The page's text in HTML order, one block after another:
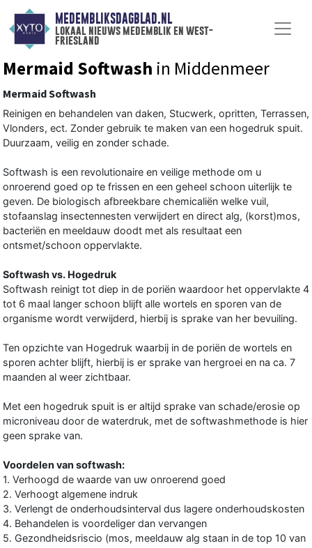
MEDEMBLIKSDAGBLAD.NL
lokaal nieuws medemblik en west-
friesland
Mermaid Softwash in Middenmeer
Mermaid Softwash
Reinigen en behandelen van daken, Stucwerk, opritten, Terrassen,
Vlonders, ect. Zonder gebruik te maken van een hogedruk spuit.
Duurzaam, veilig en zonder schade.
Softwash is een revolutionaire en veilige methode om u
onroerend goed op te frissen en een geheel schoon uiterlijk te
geven. De biologisch afbreekbare chemicaliën welke vuil,
stofaanslag insectennesten verwijdert en direct alg, (korst)mos,
bacteriën en meeldauw doodt met als resultaat een
ontsmet/schoon oppervlakte.
Softwash vs. Hogedruk
Softwash reinigt tot diep in de poriën waardoor het oppervlakte 4
tot 6 maal langer schoon blijft alle wortels en sporen van de
organisme wordt verwijderd, hierbij is sprake van her bevuiling.
Ten opzichte van Hogedruk waarbij in de poriën de wortels en
sporen achter blijft, hierbij is er sprake van hergroei en na ca. 7
maanden al weer zichtbaar.
Met een hogedruk spuit is er altijd sprake van schade/erosie op
microniveau door de waterdruk, met de softwashmethode is hier
geen sprake van.
Voordelen van softwash:
1. Verhoogd de waarde van uw onroerend goed
2. Verhoogt algemene indruk
3. Verlengt de onderhoudsinterval dus lagere onderhoudskosten
4. Behandelen is voordeliger dan vervangen
5. Gezondheidsriscio (mos, meeldauw alg staan in de top 10 van